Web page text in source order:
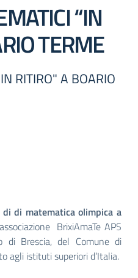
“IN
TERME
RITIRO" A BOARIO
di matematica olimpica a
BrixiAmaTe APS
di Brescia, del Comune di
agli istituti superiori d’Italia.